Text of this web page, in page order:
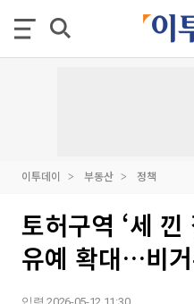
이투데이 부동산 정책
토허구역 ‘세 낀
유예 확대…비
입력 2026-05-12 11:30